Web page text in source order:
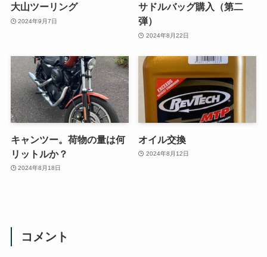
大山ツーリング
2024年9月7日
サドルバッグ購入（第二
弾）
2024年8月22日
キャンツー。荷物の量は何
リットルか？
2024年8月18日
オイル交換
2024年8月12日
コメント